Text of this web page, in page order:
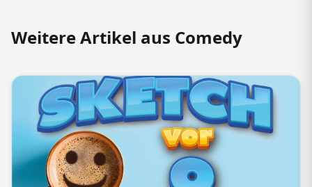
Weitere Artikel aus Comedy